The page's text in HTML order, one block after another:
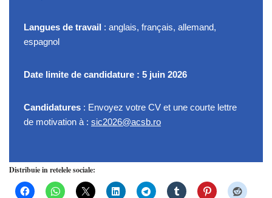
Langues de travail : anglais, français, allemand,
espagnol
Date limite de candidature : 5 juin 2026
Candidatures : Envoyez votre CV et une courte lettre
de motivation à : sic2026@acsb.ro
Distribuie in retelele sociale: